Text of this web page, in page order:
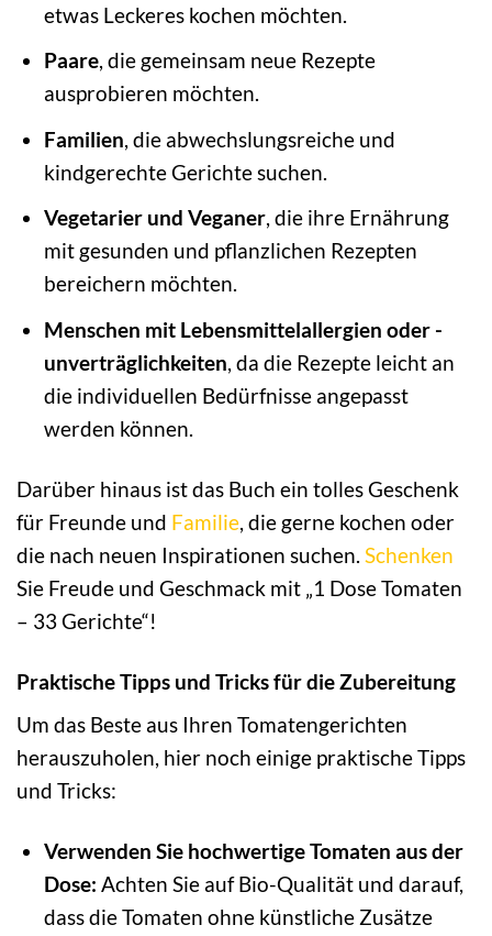
etwas Leckeres kochen möchten.
Paare, die gemeinsam neue Rezepte
ausprobieren möchten.
Familien , die abwechslungsreiche und
kindgerechte Gerichte suchen.
Vegetarier und Veganer, die ihre Ernährung
mit gesunden und pflanzlichen Rezepten
bereichern möchten.
Menschen mit Lebensmittelallergien oder -
unverträglichkeiten, da die Rezepte leicht an
die individuellen Bedürfnisse angepasst
werden können.
Darüber hinaus ist das Buch ein tolles Geschenk
für Freunde und Familie , die gerne kochen oder
die nach neuen Inspirationen suchen. Schenken
Sie Freude und Geschmack mit „1 Dose Tomaten
– 33 Gerichte“!
Praktische Tipps und Tricks für die Zubereitung
Um das Beste aus Ihren Tomatengerichten
herauszuholen, hier noch einige praktische Tipps
und Tricks:
Verwenden Sie hochwertige Tomaten aus der
Dose: Achten Sie auf Bio-Qualität und darauf,
dass die Tomaten ohne künstliche Zusätze